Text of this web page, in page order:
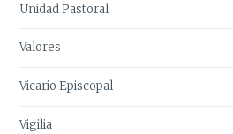
Unidad Pastoral
Valores
Vicario Episcopal
Vigilia